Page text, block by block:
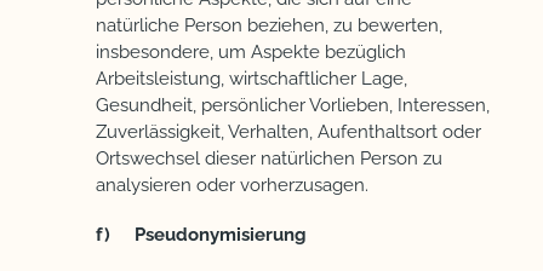
natürliche Person beziehen, zu bewerten,
insbesondere, um Aspekte bezüglich
Arbeitsleistung, wirtschaftlicher Lage,
Gesundheit, persönlicher Vorlieben, Interessen,
Zuverlässigkeit, Verhalten, Aufenthaltsort oder
Ortswechsel dieser natürlichen Person zu
analysieren oder vorherzusagen.
f) Pseudonymisierung